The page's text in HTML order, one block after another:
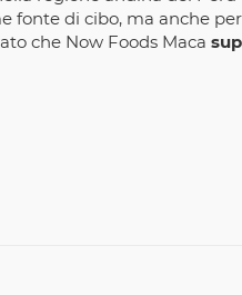
fonte di cibo, ma anche per
che Now Foods Maca